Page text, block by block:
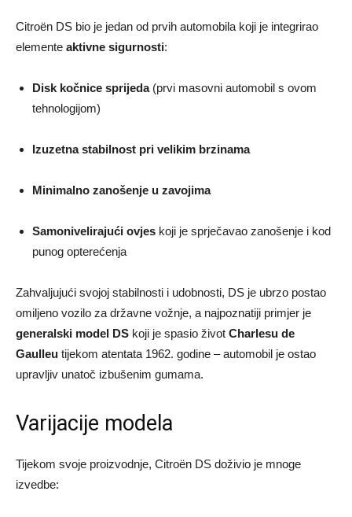
Citroën DS bio je jedan od prvih automobila koji je integrirao
elemente aktivne sigurnosti:
Disk kočnice sprijeda(prvi masovni automobil s ovom
tehnologijom)
Izuzetna stabilnost pri velikim brzinama
Minimalno zanošenje u zavojima
Samonivelirajući ovjes koji je sprječavao zanošenje i kod
punog opterećenja
Zahvaljujući svojoj stabilnosti i udobnosti, DS je ubrzo postao
omiljeno vozilo za državne vožnje, a najpoznatiji primjer je
generalski model DS koji je spasio život Charlesu de
Gaulleu tijekom atentata 1962. godine – automobil je ostao
upravljiv unatoč izbušenim gumama.
Varijacije modela
Tijekom svoje proizvodnje, Citroën DS doživio je mnoge
izvedbe: